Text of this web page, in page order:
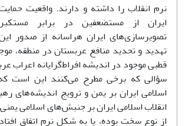
نرم انقلاب را داشته و دارند. واقعیت
ایران از مستضعفین در برابر
تصویرسازی‌های ایران هراسانه از صدور
تهدید و تحدید منافع عربستان در منطقه،
قطبی موجود در اندیشه افراط‌گرایانه اعراب
سؤالی که برخی مطرح می‌کنند این است که
اسلامی ایران بر یمن و ترویج اندیشه‌های
انقلاب اسلامی ایران بر جنبش‌های اسلامی
از نوع سخت بوده، یا به شکل نرم اتفاق